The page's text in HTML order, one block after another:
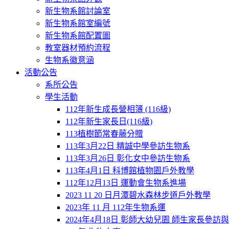
新生物系館討論室
新生物系館室編號
新生物系館配置圖
教室器材預約流程
生物系徽意涵
活動公告
系所公告
學生活動
112年新生成長營相簿 (116級)
112年新生家長日(116級)
113植樹節常春藤分贈
113年3月22日 精誠中學參訪生物系
113年3月26日 彰化女中參訪生物系
113年4月1日 科博館植物園戶外教學
112年12月13日 運動會生物系進場
2023 11 20 日月潭碧水森林步道戶外教學
2023年 11 月 112年生物系運
2024年4月18日 彰師大幼兒園 師生家長參訪